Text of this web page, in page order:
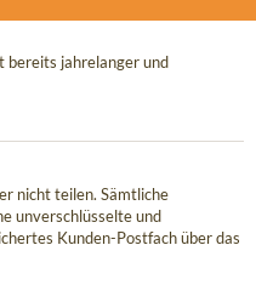
bereits jahrelanger und
nicht teilen. Sämtliche
unverschlüsselte und
Kunden-Postfach über das